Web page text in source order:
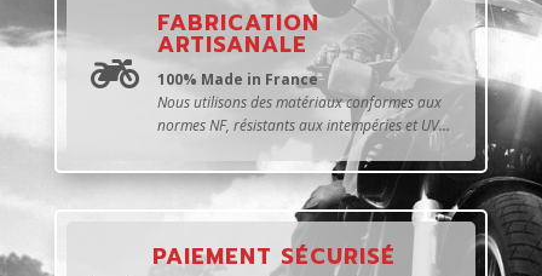

FABRICATION
ARTISANALE
100% Made in France
Nous utilisons des matériaux conformes aux
normes NF, résistants aux intempéries et UV...
PAIEMENT SÉCURISÉ